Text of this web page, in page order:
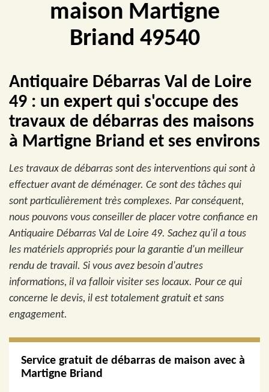
maison Martigne
Briand 49540
Antiquaire Débarras Val de Loire
49 : un expert qui s'occupe des
travaux de débarras des maisons
à Martigne Briand et ses environs
Les travaux de débarras sont des interventions qui sont à
effectuer avant de déménager. Ce sont des tâches qui
sont particulièrement très complexes. Par conséquent,
nous pouvons vous conseiller de placer votre confiance en
Antiquaire Débarras Val de Loire 49. Sachez qu'il a tous
les matériels appropriés pour la garantie d'un meilleur
rendu de travail. Si vous avez besoin d'autres
informations, il va falloir visiter ses locaux. Pour ce qui
concerne le devis, il est totalement gratuit et sans
engagement.
Service gratuit de débarras de maison avec à
Martigne Briand